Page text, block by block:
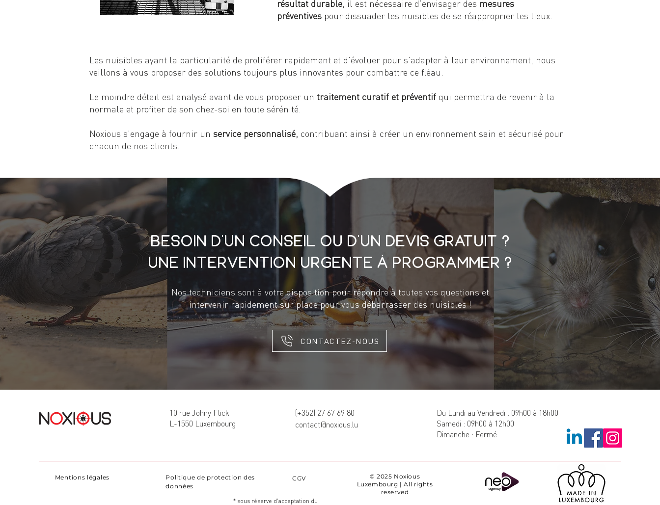
résultat durable , il est nécessaire d’envisager des mesures
préventives pour dissuader les nuisibles de se réapproprier les lieux.
Les nuisibles ayant la particularité de proliférer rapidement et d’évoluer pour s’adapter à leur environnement, nous
veillons à vous proposer des solutions toujours plus innovantes pour combattre ce fléau.
Le moindre détail est analysé avant de vous proposer un traitement curatif et préventif qui permettra de revenir à la
normale et profiter de son chez-soi en toute sérénité.
Noxious s'engage à fournir un service personnalisé, contribuant ainsi à créer un environnement sain et sécurisé pour
chacun de nos clients.
Besoin d’un conseil ou d’un devis gratuit ?
Une intervention urgente à programmer ?
Nos techniciens sont à votre disposition pour répondre à toutes vos questions et
intervenir rapidement sur place pour vous débarrasser des nuisibles !
CONTACTEZ-NOUS
10 rue Johny Flick
L-1550 Luxembourg
(+352) 27 67 69 80
contact@noxious.lu
Du Lundi au Vendredi : 09h00 à 18h00
Samedi : 09h00 à 12h00
Dimanche : Fermé
Mentions légales
Politique de protection des
données
CGV
* sous réserve d'acceptation du
© 2025 Noxious
Luxembourg | All rights
reserved